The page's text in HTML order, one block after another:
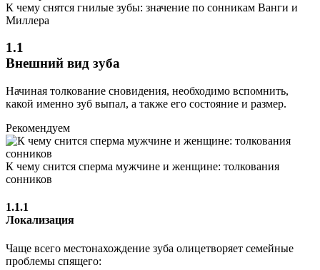
К чему снятся гнилые зубы: значение по сонникам Ванги и
Миллера
1.1
Внешний вид зуба
Начиная толкование сновидения, необходимо вспомнить,
какой именно зуб выпал, а также его состояние и размер.
Рекомендуем
К чему снится сперма мужчине и женщине: толкования
сонников
1.1.1
Локализация
Чаще всего местонахождение зуба олицетворяет семейные
проблемы спящего: